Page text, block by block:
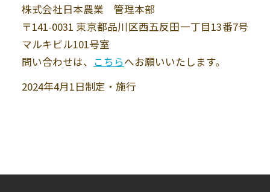
株式会社日本農業 管理本部
〒141-0031 東京都品川区西五反田一丁目13番7号
マルキビル101号室
問い合わせは、 こちらへお願いいたします。
2024年4月1日制定・施行